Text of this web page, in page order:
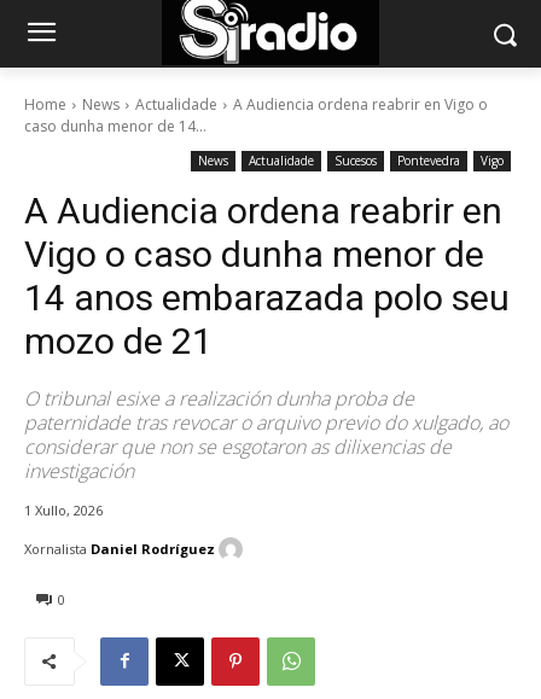
Home News Actualidade
A Audiencia ordena reabrir en Vigo o
caso dunha menor de 14...
News Actualidade Sucesos Pontevedra Vigo
A Audiencia ordena reabrir en
Vigo o caso dunha menor de
14 anos embarazada polo seu
mozo de 21
O tribunal esixe a realización dunha proba de
paternidade tras revocar o arquivo previo do xulgado, ao
considerar que non se esgotaron as dilixencias de
investigación
1 Xullo, 2026
0
Xornalista Daniel Rodríguez